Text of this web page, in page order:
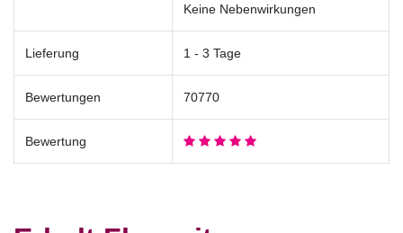
Keine Nebenwirkungen
Lieferung 1 - 3 Tage
Bewertungen 70770
Bewertung